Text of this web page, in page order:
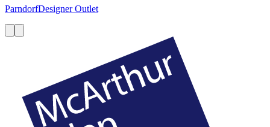
ParndorfDesigner Outlet